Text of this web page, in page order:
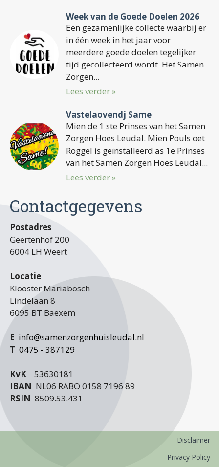
Week van de Goede Doelen 2026
Een gezamenlijke collecte waarbij er
in één week in het jaar voor
meerdere goede doelen tegelijker
tijd gecollecteerd wordt. Het Samen
Zorgen...
Lees verder »
Vastelaovendj Same
Mien de 1 ste Prinses van het Samen
Zorgen Hoes Leudal. Mien Pouls oet
Roggel is geïnstalleerd as 1e Prinses
van het Samen Zorgen Hoes Leudal...
Lees verder »
Contactgegevens
Postadres
Geertenhof 200
6004 LH Weert
Locatie
Klooster Mariabosch
Lindelaan 8
6095 BT Baexem
E info@samenzorgenhuisleudal.nl
T 0475 - 387129
KvK 53630181
IBAN NL06 RABO 0158 7196 89
RSIN 8509.53.431
Disclaimer
Privacy Policy